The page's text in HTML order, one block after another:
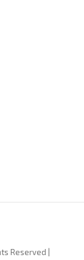
Reserved |